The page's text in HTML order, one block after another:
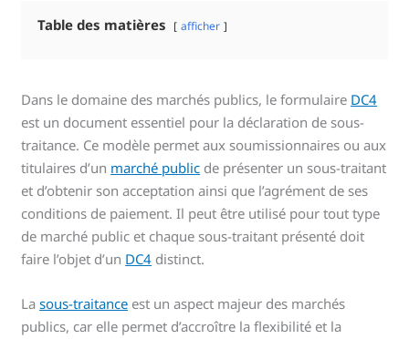
Table des matières afficher
Dans le domaine des marchés publics, le formulaire DC4
est un document essentiel pour la déclaration de sous-
traitance. Ce modèle permet aux soumissionnaires ou aux
titulaires d’un marché public de présenter un sous-traitant
et d’obtenir son acceptation ainsi que l’agrément de ses
conditions de paiement. Il peut être utilisé pour tout type
de marché public et chaque sous-traitant présenté doit
faire l’objet d’un DC4 distinct.
Lasous-traitance est un aspect majeur des marchés
publics, car elle permet d’accroître la flexibilité et la